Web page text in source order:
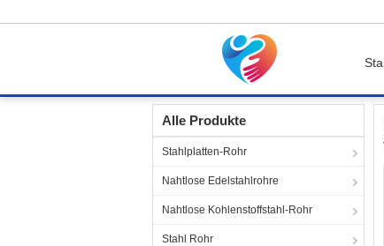
Alle Produkte
Stahlplatten-Rohr
Nahtlose Edelstahlrohre
Nahtlose Kohlenstoffstahl-Rohr
Stahl Rohr